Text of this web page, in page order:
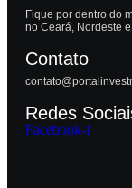
Fique por dentro do
no Ceará, Nordeste
Contato
Redes
Facebook-f